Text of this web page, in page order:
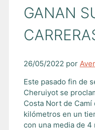
GANAN
26/05/2022 por
Este pasado fin de
Cheruiyot se
Costa Nort de
kilómetros en un
con una media de